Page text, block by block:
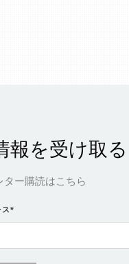
報を受け取る
ター購読はこちら
ス*